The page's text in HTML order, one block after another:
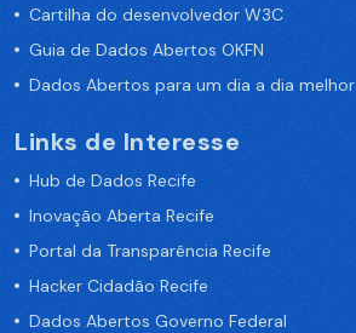
Cartilha do desenvolvedor W3C
Guia de Dados Abertos OKFN
Dados Abertos para um dia a dia melhor
Links de Interesse
Hub de Dados Recife
Inovação Aberta Recife
Portal da Transparência Recife
Hacker Cidadão Recife
Dados Abertos Governo Federal